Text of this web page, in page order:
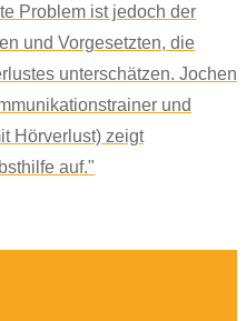
Problem ist jedoch der
und Vorgesetzten, die
unterschätzen. Jochen
und
Hörverlust) zeigt
auf."